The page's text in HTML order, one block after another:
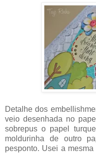
Detalhe dos
veio desenhada no
sobrepus o papel
moldurinha de outro
pesponto. Usei a